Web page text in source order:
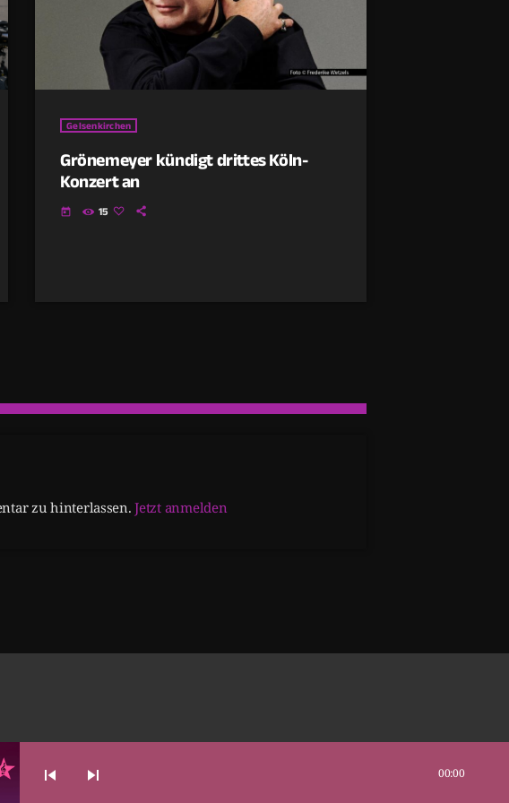
skip_previous skip_next 00:00
Gelsenkirchen
Grönemeyer kündigt drittes Köln-
Konzert an
today 15
zu hinterlassen.Jetzt anmelden